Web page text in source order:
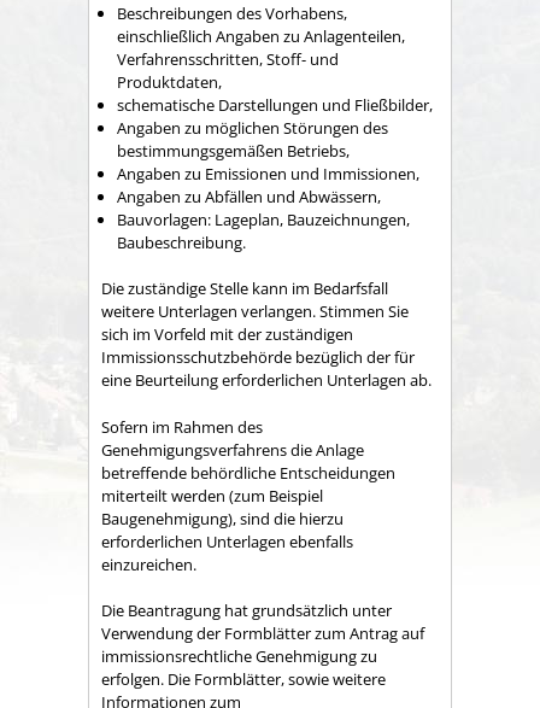
Beschreibungen des Vorhabens,
einschließlich Angaben zu Anlagenteilen,
Verfahrensschritten, Stoff- und
Produktdaten,
schematische Darstellungen und Fließbilder,
Angaben zu möglichen Störungen des
bestimmungsgemäßen Betriebs,
Angaben zu Emissionen und Immissionen,
Angaben zu Abfällen und Abwässern,
Bauvorlagen: Lageplan, Bauzeichnungen,
Baubeschreibung.
Die zuständige Stelle kann im Bedarfsfall
weitere Unterlagen verlangen. Stimmen Sie
sich im Vorfeld mit der zuständigen
Immissionsschutzbehörde bezüglich der für
eine Beurteilung erforderlichen Unterlagen ab.
Sofern im Rahmen des
Genehmigungsverfahrens die Anlage
betreffende behördliche Entscheidungen
miterteilt werden (zum Beispiel
Baugenehmigung), sind die hierzu
erforderlichen Unterlagen ebenfalls
einzureichen.
Die Beantragung hat grundsätzlich unter
Verwendung der Formblätter zum Antrag auf
immissionsrechtliche Genehmigung zu
erfolgen. Die Formblätter, sowie weitere
Informationen zum